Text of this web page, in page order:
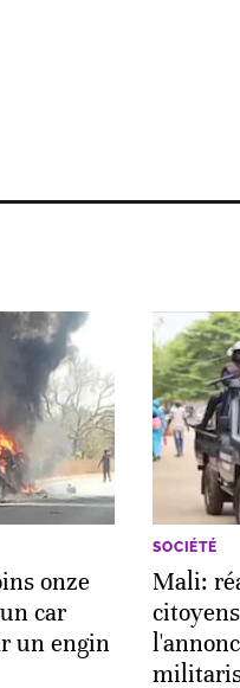
onze
car
un engin
SOCIÉTÉ
Mali: